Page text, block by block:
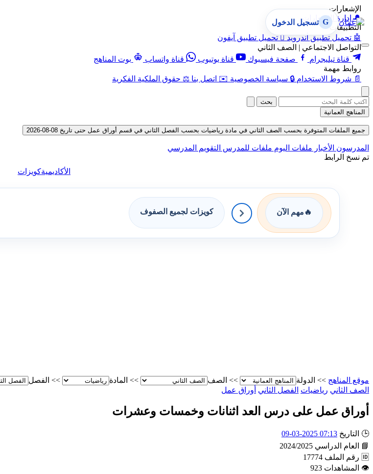
الإشعارات
🔔 إدارة الإشعارات
التطبيقات
🤖 تحميل تطبيق أندرويد  تحميل تطبيق آيفون
التواصل الاجتماعي | الصف الثاني
قناة تيليجرام
صفحة فيسبوك قناة يوتيوب قناة واتساب
بوت المناهج
روابط مهمة
📄 شروط الاستخدام 🔒 سياسة الخصوصية ✉️ اتصل بنا ⚖️ حقوق الملكية الفكرية
G تسجيل الدخول
بحث
المناهج العمانية
جميع الملفات المتوفرة بحسب الصف الثاني في مادة رياضيات بحسب الفصل الثاني في قسم أوراق عمل حتى تاريخ 08-08-2026
المدرسون الأخبار ملفات اليوم ملفات للمدرس التقويم المدرسي
تم نسخ الرابط
الأكاديميةكويزات
🔥 مهم الآن كويزات لجميع الصفوف
موقع المناهج >> الدولة >> الصف >> المادة >> الفصل
الصف الثاني رياضيات الفصل الثاني أوراق عمل
أوراق عمل على درس العد اثنانات وخمسات وعشرات
🕒 التاريخ 07:13 2025-03-09
📘
العام الدراسي 2024/2025
🆔 رقم الملف 17774
👁 المشاهدات 923